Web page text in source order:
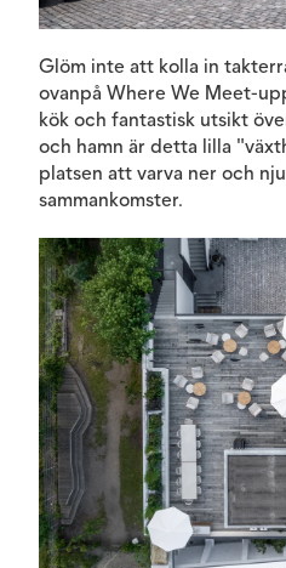
Glöm inte att kolla in
ovanpå Where We Meet-
kök och fantastisk utsikt
och hamn är detta lilla
platsen att varva ner och
sammankomster.